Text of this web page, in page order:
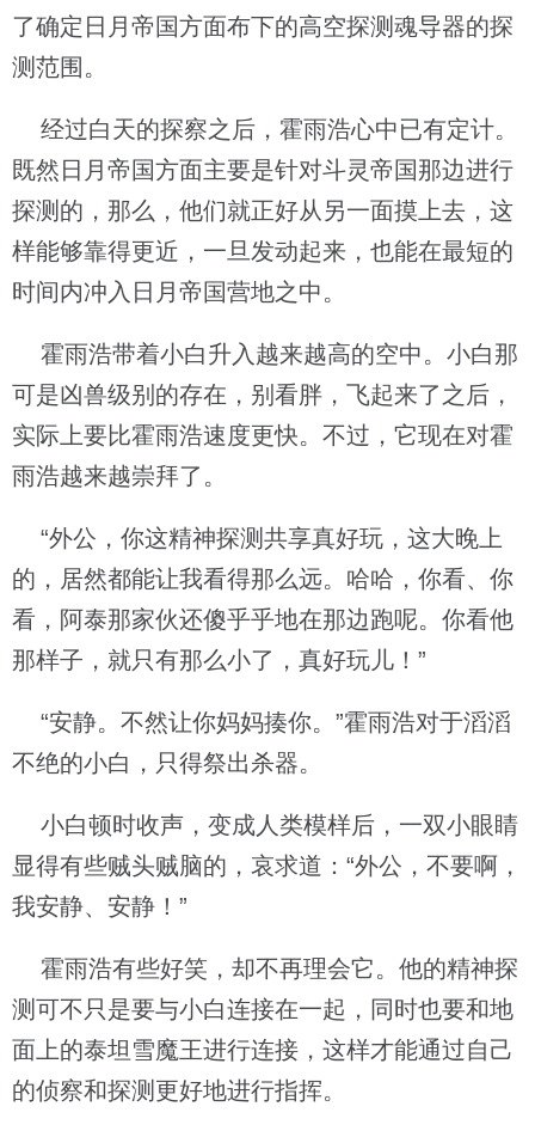
了确定日月帝国方面布下的高空探测魂导器的探
测范围。
经过白天的探察之后，霍雨浩心中已有定计。
既然日月帝国方面主要是针对斗灵帝国那边进行
探测的，那么，他们就正好从另一面摸上去，这
样能够靠得更近，一旦发动起来，也能在最短的
时间内冲入日月帝国营地之中。
霍雨浩带着小白升入越来越高的空中。小白那
可是凶兽级别的存在，别看胖，飞起来了之后，
实际上要比霍雨浩速度更快。不过，它现在对霍
雨浩越来越崇拜了。
“外公，你这精神探测共享真好玩，这大晚上
的，居然都能让我看得那么远。哈哈，你看、你
看，阿泰那家伙还傻乎乎地在那边跑呢。你看他
那样子，就只有那么小了，真好玩儿！”
“安静。不然让你妈妈揍你。”霍雨浩对于滔滔
不绝的小白，只得祭出杀器。
小白顿时收声，变成人类模样后，一双小眼睛
显得有些贼头贼脑的，哀求道：“外公，不要啊，
我安静、安静！”
霍雨浩有些好笑，却不再理会它。他的精神探
测可不只是要与小白连接在一起，同时也要和地
面上的泰坦雪魔王进行连接，这样才能通过自己
的侦察和探测更好地进行指挥。